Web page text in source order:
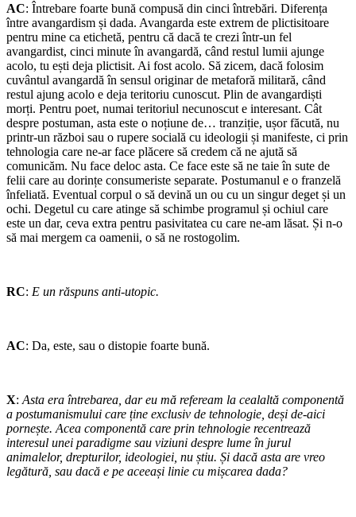
AC: Întrebare foarte bună compusă din cinci întrebări. Diferența
între avangardism și dada. Avangarda este extrem de plictisitoare
pentru mine ca etichetă, pentru că dacă te crezi într-un fel
avangardist, cinci minute în avangardă, când restul lumii ajunge
acolo, tu ești deja plictisit. Ai fost acolo. Să zicem, dacă folosim
cuvântul avangardă în sensul originar de metaforă militară, când
restul ajung acolo e deja teritoriu cunoscut. Plin de avangardiști
morți. Pentru poet, numai teritoriul necunoscut e interesant. Cât
despre postuman, asta este o noțiune de… tranziție, ușor făcută, nu
printr-un război sau o rupere socială cu ideologii și manifeste, ci prin
tehnologia care ne-ar face plăcere să credem că ne ajută să
comunicăm. Nu face deloc asta. Ce face este să ne taie în sute de
felii care au dorințe consumeriste separate. Postumanul e o franzelă
înfeliată. Eventual corpul o să devină un ou cu un singur deget și un
ochi. Degetul cu care atinge să schimbe programul și ochiul care
este un dar, ceva extra pentru pasivitatea cu care ne-am lăsat. Și n-o
să mai mergem ca oamenii, o să ne rostogolim.
RC: E un răspuns anti-utopic.
AC: Da, este, sau o distopie foarte bună.
X: Asta era întrebarea, dar eu mă refeream la cealaltă componentă
a postumanismului care ține exclusiv de tehnologie, deși de-aici
pornește. Acea componentă care prin tehnologie recentrează
interesul unei paradigme sau viziuni despre lume în jurul
animalelor, drepturilor, ideologiei, nu știu. Și dacă asta are vreo
legătură, sau dacă e pe aceeași linie cu mișcarea dada?